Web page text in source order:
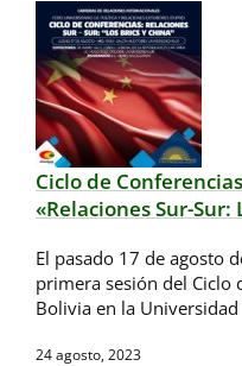
Ciclo de
«Relaciones Sur-Sur:
El pasado 17 de agosto
primera sesión del Ciclo
Bolivia en la
24 agosto, 2023